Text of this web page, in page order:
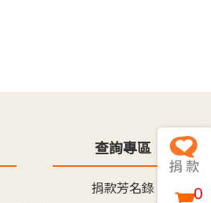
查詢專區
捐款芳名錄 0